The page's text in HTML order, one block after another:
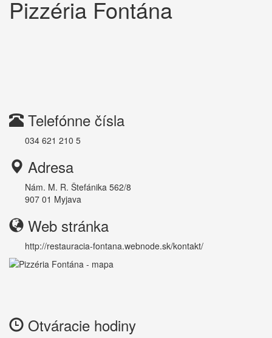
Pizzéria Fontána
Telefónne čísla
034 621 210 5
Adresa
Nám. M. R. Štefánika 562/8
907 01 Myjava
Web stránka
http://restauracia-fontana.webnode.sk/kontakt/
Otváracie hodiny